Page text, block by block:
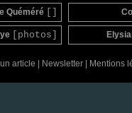
Quéméré
[photos]
article Newsletter| Mentions